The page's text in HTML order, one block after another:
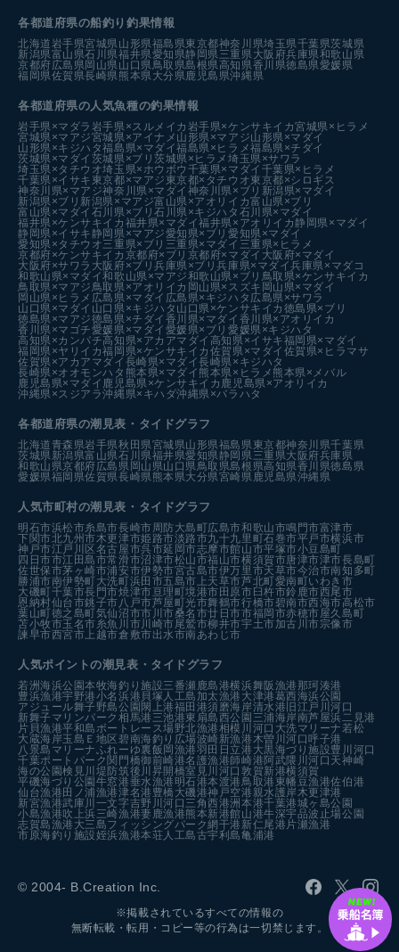
各都道府県の船釣り釣果情報
北海道 岩手県宮城県 山形県福島県東京都神奈川県埼玉県千葉県茨城県
新潟県富山県石川県福井県愛知県静岡県 三重県 大阪府兵庫県和歌山県
京都府広島県岡山県 山口県 鳥取県島根県高知県香川県徳島県愛媛県
福岡県佐賀県長崎県 熊本県 大分県 鹿児島県沖縄県
各都道府県の人気魚種の釣果情報
岩手県×マダラ 岩手県×スルメイカ 岩手県×ケンサキイカ宮城県×ヒラメ
宮城県×マアジ宮城県×アイナメ 山形県×マアジ山形県×マダイ
山形県×キジハタ福島県×マダイ福島県×ヒラメ福島県×チダイ
茨城県×マダイ 茨城県×ブリ茨城県×ヒラメ埼玉県×サワラ
埼玉県×タチウオ埼玉県×ホウボウ 千葉県×マダイ 千葉県×ヒラメ
千葉県×イサキ 東京都×マアジ 東京都×タチウオ東京都×シロギス
神奈川県×マアジ神奈川県×マダイ 神奈川県×ブリ 新潟県×マダイ
新潟県×ブリ 新潟県×マアジ富山県×アオリイカ富山県×ブリ
富山県×マダイ 石川県×ブリ石川県×キジハタ 石川県×マダイ
福井県×ケンサキイカ 福井県×マダイ福井県×アオリイカ静岡県×マダイ
静岡県×イサキ静岡県×マアジ愛知県×ブリ愛知県×マダイ
愛知県×タチウオ三重県×ブリ 三重県×マダイ 三重県×ヒラメ
京都府×ケンサキイカ 京都府×ブリ 京都府×マダイ 大阪府×マダイ
大阪府×サワラ 大阪府×ブリ兵庫県×ブリ兵庫県×マダイ兵庫県×マダコ
和歌山県×マダイ和歌山県×マアジ和歌山県×ブリ 鳥取県×ケンサキイカ
鳥取県×マアジ 鳥取県×アオリイカ 岡山県×スズキ 岡山県×マダイ
岡山県×ヒラメ 広島県×マダイ 広島県×キジハタ 広島県×サワラ
山口県×マダイ 山口県×キジハタ 山口県×ケンサキイカ 徳島県×ブリ
徳島県×マアジ徳島県×チダイ 香川県×マダイ 香川県×アオリイカ
香川県×マゴチ愛媛県×マダイ 愛媛県×ブリ愛媛県×キジハタ
高知県×カンパチ高知県×アカアマダイ 高知県×イサキ福岡県×マダイ
福岡県×ヤリイカ福岡県×ケンサキイカ 佐賀県×マダイ 佐賀県×ヒラマサ
佐賀県×アカアマダイ 長崎県×マダイ長崎県×キジハタ
長崎県×オオモンハタ 熊本県×マダイ 熊本県×ヒラメ 熊本県×メバル
鹿児島県×マダイ 鹿児島県×ケンサキイカ 鹿児島県×アオリイカ
沖縄県×スジアラ沖縄県×キハダ沖縄県×バラハタ
各都道府県の潮見表 ・タイドグラフ
北海道青森県岩手県秋田県宮城県山形県福島県 東京都神奈川県千葉県
茨城県 新潟県富山県石川県福井県愛知県静岡県 三重県大阪府兵庫県
和歌山県京都府広島県 岡山県山口県 鳥取県島根県高知県香川県徳島県
愛媛県福岡県佐賀県長崎県 熊本県大分県宮崎県 鹿児島県沖縄県
人気市町村の潮見表・タイドグラフ
明石市浜松市糸島市長崎市 周防大島町広島市和歌山市鳴門市富津市
下関市北九州市木更津市姫路市淡路市九十九里町石巻市平戸市横浜市
神戸市江戸川区名古屋市呉市延岡市志摩市館山市平塚市小豆島町
四日市市江田島市常滑市沼津市松山市福山市横須賀市唐津市津市長島町
佐世保市茅ヶ崎市浦安市伊勢市宮古島市伊万里市天草市今治市南知多町
勝浦市南伊勢町大洗町浜田市五島市 上天草市芦北町愛南町いわき市
大磯町千葉市長門市焼津市亘理町境港市田原市臼杵市鈴鹿市西尾市
恩納村仙台市銚子市 八戸市芦屋町光市舞鶴市行橋市碧南市西海市高松市
葉山町徳之島町気仙沼市市川市桑名市廿日市市福岡市赤穂市屋久島町
苫小牧市玉名市糸魚川市 川崎市尾鷲市柳井市宇土市加古川市宗像市
諫早市西宮市 上越市倉敷市出水市南あわじ市
人気ポイントの潮見表・タイドグラフ
若洲海浜公園本牧海釣り施設三番瀬 鹿島港横浜舞阪漁港 那珂湊港
豊浜漁港宇野港小名浜港 貝塚人工島 加太漁港 大津港葛西海浜公園
アジュール舞子野島公園閖上港福田港須磨海岸清水港 旧江戸川河口
新舞子マリンパーク 相馬港 三池港東扇島西公園 三浦海岸南芦屋浜 二見港
片貝漁港平和島ボートレース場野北漁港相模川河口 大洗マリーナ 若松
大蔵海岸玉島Ｅ地区碧南海釣り広場波崎新漁港 木曽川河口呼子港
八景島マリーナふれーゆ裏飯岡漁港羽田 日立港 大黒海づり施設豊川河口
千葉ポートパーク関門橋御前崎港名護漁港師崎港阿武隈川河口 天神崎
海の公園検見川堤防筑後川昇開橋室見川河口敦賀新港横須賀
平磯海づり公園牛窓港垂水漁港 明石港本渡港 鳥取港 東幡豆漁港佐伯港
仙台漁港田ノ浦漁港津名港 豊橋 大磯港神戸空港親水護岸 木更津港
新宮漁港武庫川一文字吉野川河口 三角西港洲本港千葉港城ヶ島公園
小島漁港吹上浜三崎漁港妻鹿漁港熊本新港館山港牛深宇品波止場公園
志賀島漁港 大三島フィッシングパーク網干港 新仁尾港 片瀬漁港
市原海釣り施設姪浜漁港本荘人工島古宇利島亀浦港
© 2004- B.Creation Inc.
※掲載されているすべての情報の
無断転載・転用・コピー等の行為は一切禁じます。